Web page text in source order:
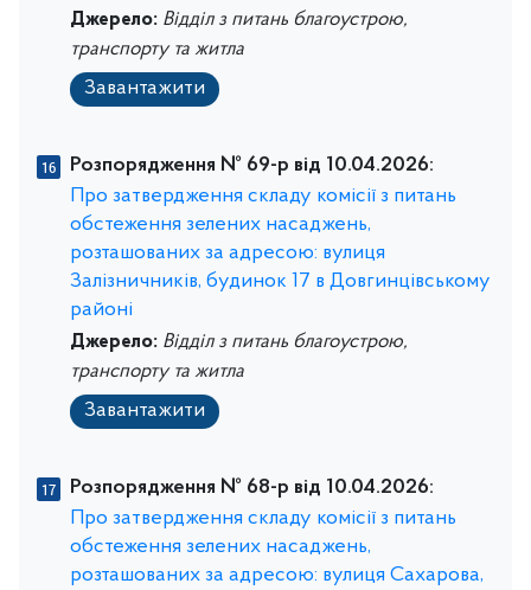
Джерело: Відділ з питань благоустрою,
транспорту та житла
Завантажити
Розпорядження № 69-р від 10.04.2026:
Про затвердження складу комісії з питань
обстеження зелених насаджень,
розташованих за адресою: вулиця
Залізничників, будинок 17 в Довгинцівському
районі
Джерело: Відділ з питань благоустрою,
транспорту та житла
Завантажити
Розпорядження № 68-р від 10.04.2026:
Про затвердження складу комісії з питань
обстеження зелених насаджень,
розташованих за адресою: вулиця Сахарова,